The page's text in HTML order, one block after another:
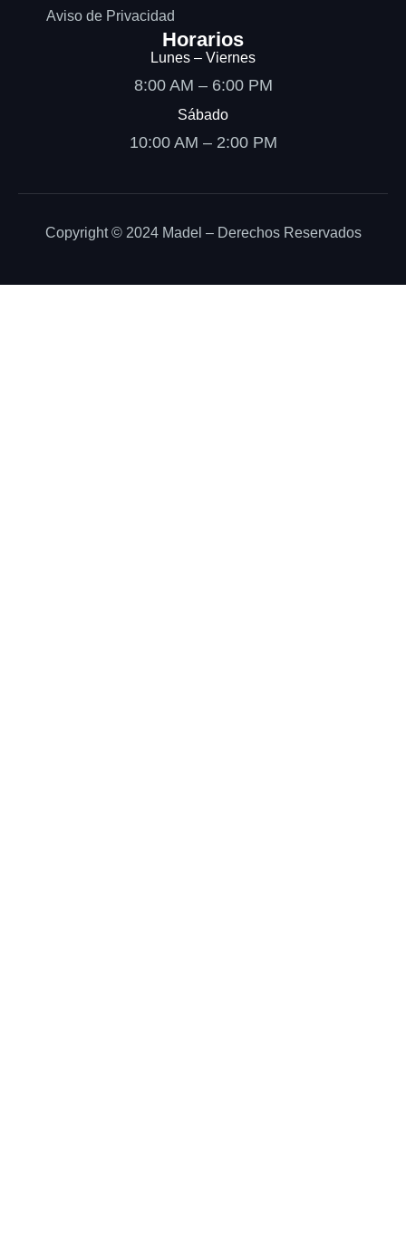
Aviso de Privacidad
Horarios
Lunes – Viernes
8:00 AM – 6:00 PM
Sábado
10:00 AM – 2:00 PM
Copyright © 2024 Madel – Derechos Reservados